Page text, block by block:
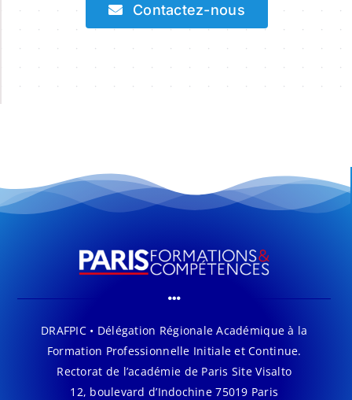
Contactez-nous
DRAFPIC • Délégation Régionale Académique à la
Formation Professionnelle Initiale et Continue.
Rectorat de l’académie de Paris Site Visalto
12, boulevard d’Indochine 75019 Paris